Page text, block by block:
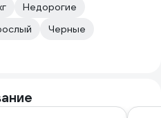
Недорогие
Черные